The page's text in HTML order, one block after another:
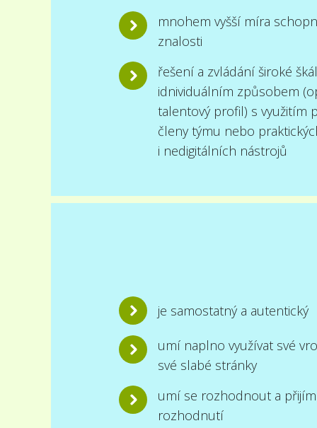
mnohem vyšší míra
znalosti
řešení a zvládání široké
idnividuálním způsobem
talentový profil) s využitím
členy týmu nebo
i nedigitálních nástrojů
je samostatný a autentický
umí naplno využívat své
své slabé stránky
umí se rozhodnout a
rozhodnutí